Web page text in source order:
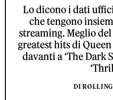
Lo dicono i dati
che tengono
streaming. Meglio
greatest hits di Queen
davanti a ‘The Dark
DI